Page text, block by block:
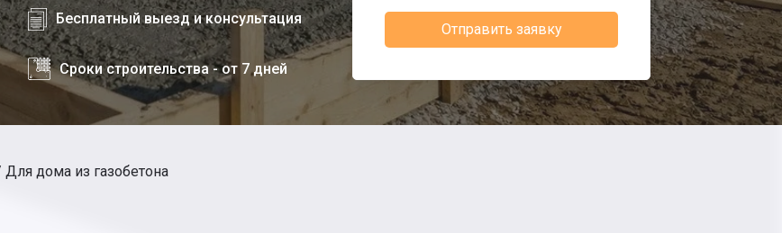
Бесплатный выезд и консультация
Сроки строительства - от 7 дней
Отправить заявку
Для дома из газобетона